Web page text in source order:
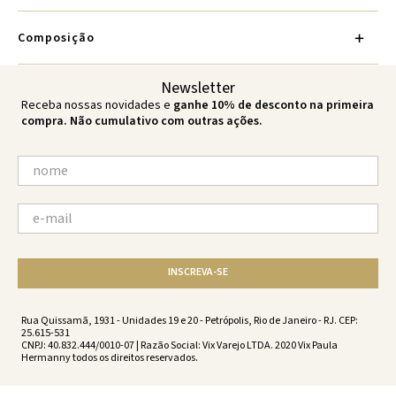
Composição
Newsletter
Receba nossas novidades e ganhe 10% de desconto na primeira
compra. Não cumulativo com outras ações.
INSCREVA-SE
Rua Quissamã, 1931 - Unidades 19 e 20 - Petrópolis, Rio de Janeiro - RJ. CEP:
25.615-531
CNPJ: 40.832.444/0010-07 | Razão Social: Vix Varejo LTDA. 2020 Vix Paula
Hermanny todos os direitos reservados.